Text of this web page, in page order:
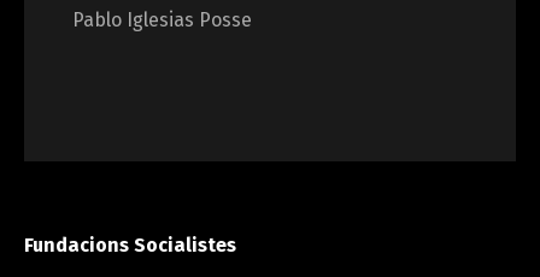
Pablo Iglesias Posse
Fundacions Socialistes